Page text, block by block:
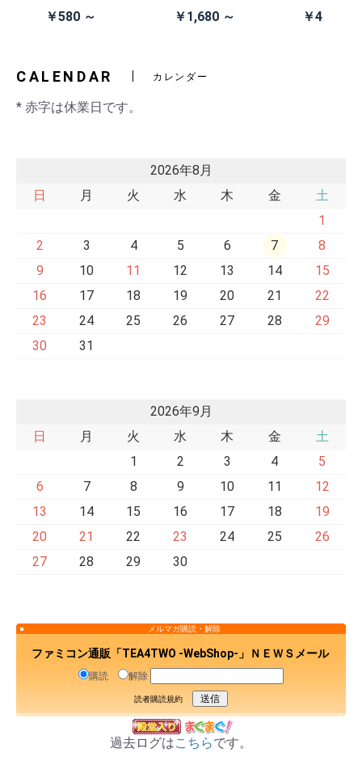
イン電池(CR203
￥580 ～
スクシステム用
交換ベルト
￥1,680 ～
ン本体
￥41,980
CALENDAR カレンダー
* 赤字は休業日です。
2026年8月
日
月 火 水 木 金
土
1
2
3 4 5 6 7
8
9
10 11 12 13 14
15
16
17 18 19 20 21
22
23
24 25 26 27 28
29
30
31
2026年9月
日
月 火 水 木 金
土
1
2 3 4
5
6
7 8 9 10 11
12
13
14 15 16 17 18
19
20
21 22 23 24 25
26
27
28 29 30
メルマガ購読・解除
ファミコン通販「TEA4TWO -WebShop-」ＮＥＷＳメール
購読 解除
読者購読規約
過去ログはこちらです。